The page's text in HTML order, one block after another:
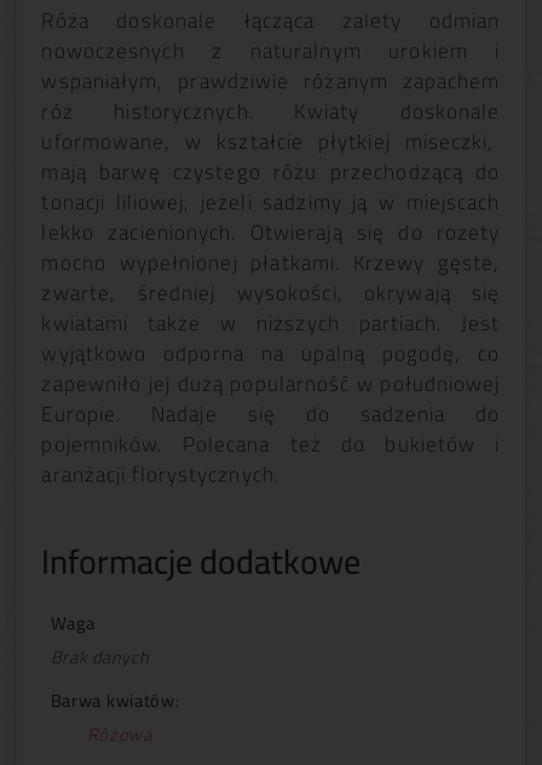
Róża doskonale łącząca zalety odmian
nowoczesnych z naturalnym urokiem i
wspaniałym, prawdziwie różanym zapachem
róż historycznych. Kwiaty doskonale
uformowane, w kształcie płytkiej miseczki,
mają barwę czystego różu przechodzącą do
tonacji liliowej, jeżeli sadzimy ją w miejscach
lekko zacienionych. Otwierają się do rozety
mocno wypełnionej płatkami. Krzewy gęste,
zwarte, średniej wysokości, okrywają się
kwiatami także w niższych partiach. Jest
wyjątkowo odporna na upalną pogodę, co
zapewniło jej dużą popularność w południowej
Europie. Nadaje się do sadzenia do
pojemników. Polecana też do bukietów i
aranżacji florystycznych.
Informacje dodatkowe
Waga
Brak danych
Barwa kwiatów:
Różowa